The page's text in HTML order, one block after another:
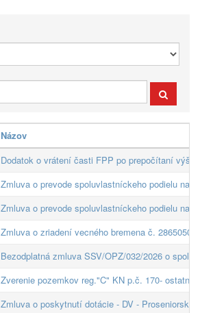
Názov
Dodatok o vrátení časti FPP po prepočítaní
Zmluva o prevode spoluvlastníckeho podielu na
Zmluva o prevode spoluvlastníckeho podielu na
Zmluva o zriadení vecného bremena č.
Bezodplatná zmluva SSV/OPZ/032/2026 o
Zverenie pozemkov reg."C" KN p.č. 170-
Zmluva o poskytnutí dotácie - DV - Proseniorské